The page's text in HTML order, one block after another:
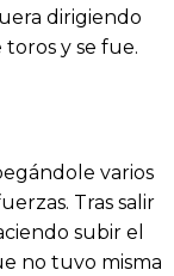
dirigiendo
y se fue.
varios
Tras salir
subir el
no tuvo misma